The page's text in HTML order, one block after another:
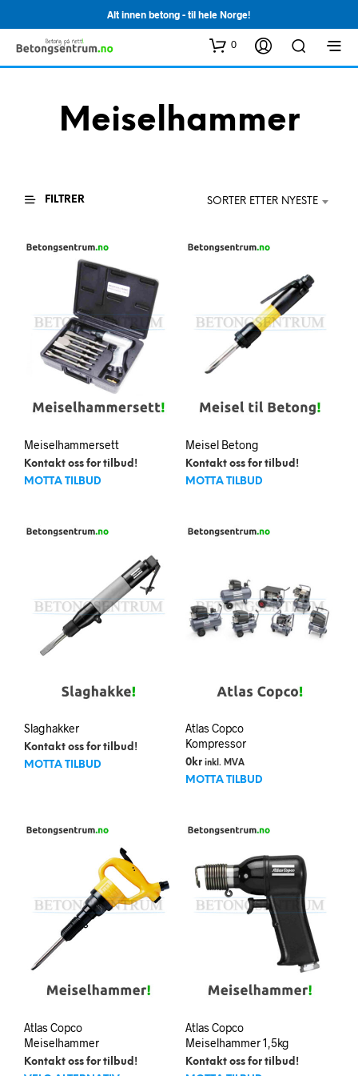
Alt innen betong - til hele Norge!
0
Meiselhammer
FILTRER SORTER ETTER NYESTE
Meiselhammersett
Kontakt oss for tilbud!
MOTTA TILBUD
Meisel Betong
Kontakt oss for tilbud!
MOTTA TILBUD
Slaghakker
Kontakt oss for tilbud!
MOTTA TILBUD
Atlas Copco
Kompressor
0kr inkl. MVA
MOTTA TILBUD
Atlas Copco
Meiselhammer
Kontakt oss for tilbud!
Atlas Copco
Meiselhammer 1,5kg
Kontakt oss for tilbud!